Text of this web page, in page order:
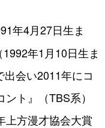
年4月27日生ま
年1月10日生ま
会い2011年にコ
ト』（TBS系）
上方漫才協会大賞